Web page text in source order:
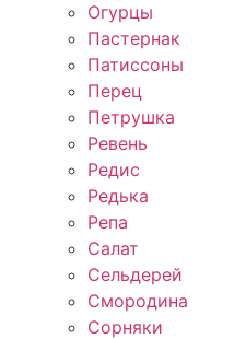
Огурцы
Пастернак
Патиссоны
Перец
Петрушка
Ревень
Редис
Редька
Репа
Салат
Сельдерей
Смородина
Сорняки